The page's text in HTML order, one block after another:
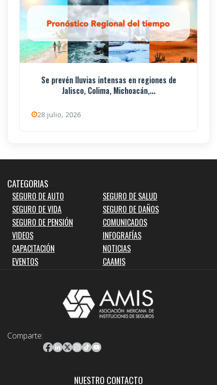
Se prevén lluvias intensas en regiones de
Jalisco, Colima, Michoacán,...
28 julio, 2026
CATEGORIAS
SEGURO DE AUTO
SEGURO DE SALUD
SEGURO DE VIDA
SEGURO DE DAÑOS
SEGURO DE PENSIÓN
COMUNICADOS
VIDEOS
INFOGRAFÍAS
CAPACITACIÓN
NOTICIAS
EVENTOS
CAAMIS
Comparte:
NUESTRO CONTACTO